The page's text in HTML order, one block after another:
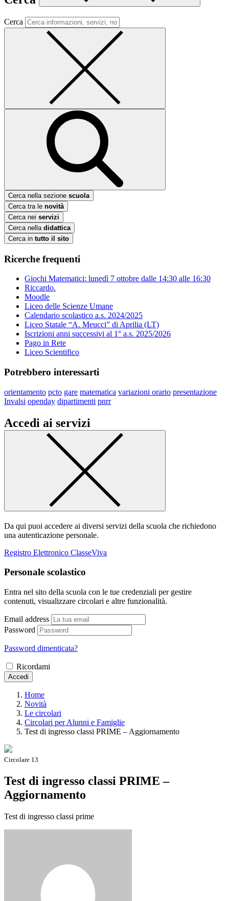
Cerca
Cerca nella sezione scuola
Cerca tra le novità
Cerca nei servizi
Cerca nella didattica
Cerca in tutto il sito
Ricerche frequenti
Giochi Matematici: lunedì 7 ottobre dalle 14:30 alle 16:30
Riccardo.
Moodle
Liceo delle Scienze Umane
Calendario scolastico a.s. 2024/2025
Liceo Statale “A. Meucci” di Aprilia (LT)
Iscrizioni anni successivi al 1° a.s. 2025/2026
Pago in Rete
Liceo Scientifico
Potrebbero interessarti
orientamento pcto gare matematica variazioni orario presentazione
Invalsi openday dipartimenti pnrr
Accedi ai servizi
Da qui puoi accedere ai diversi servizi della scuola che richiedono
una autenticazione personale.
Registro Elettronico ClasseViva
Personale scolastico
Entra nel sito della scuola con le tue credenziali per gestire
contenuti, visualizzare circolari e altre funzionalità.
Email address
Password
Password dimenticata?
Ricordami
Accedi
Home
Novità
Le circolari
Circolari per Alunni e Famiglie
Test di ingresso classi PRIME – Aggiornamento
Circolare 13
Test di ingresso classi PRIME –
Aggiornamento
Test di ingresso classi prime